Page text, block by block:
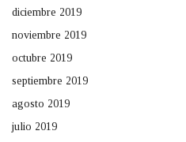
diciembre 2019
noviembre 2019
octubre 2019
septiembre 2019
agosto 2019
julio 2019